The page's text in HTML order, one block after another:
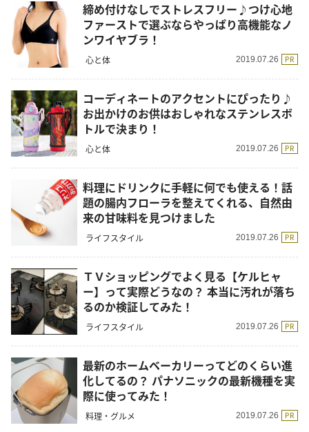
締め付けなしでストレスフリー♪つけ心地
ファーストで選ぶならやっぱり高機能なノ
ンワイヤブラ！
心と体 2019.07.26 PR
コーディネートのアクセントにぴったり♪
お出かけのお供はおしゃれなステンレスボ
トルで決まり！
心と体 2019.07.26 PR
料理にドリンクに手軽に何でも使える！話
題の腸内フローラを整えてくれる、自然由
来の甘味料を見つけました
ライフスタイル 2019.07.26 PR
ＴＶショッピングでよく見る【ケルヒャ
ー】って実際どうなの？ 本当に汚れが落ち
るのか検証してみた！
ライフスタイル 2019.07.26 PR
最新のホームベーカリーってどのくらい進
化してるの？ パナソニックの最新機種を実
際に使ってみた！
料理・グルメ 2019.07.26 PR